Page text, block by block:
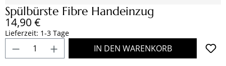
Spülbürste Fibre Handeinzug
Regulärer Preis:
14,90 €
Lieferzeit: 1-3 Tage
Produkt Anzahl: Gib den gewünschten
IN DEN WARENKORB